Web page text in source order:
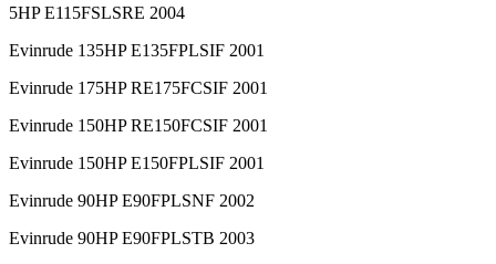
5HP E115FSLSRE 2004
Evinrude 135HP E135FPLSIF 2001
Evinrude 175HP RE175FCSIF 2001
Evinrude 150HP RE150FCSIF 2001
Evinrude 150HP E150FPLSIF 2001
Evinrude 90HP E90FPLSNF 2002
Evinrude 90HP E90FPLSTB 2003